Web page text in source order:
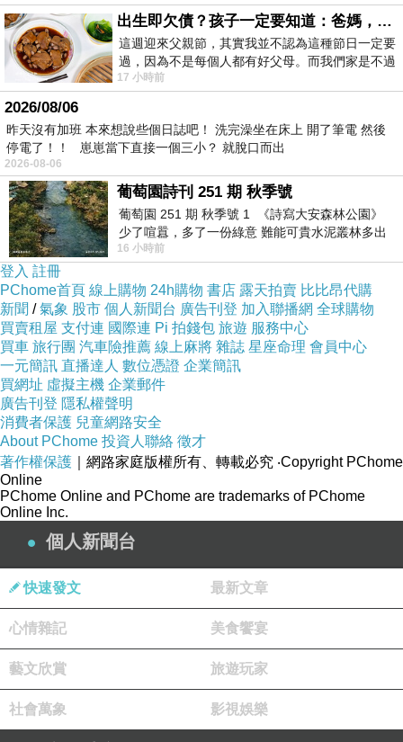
出生即欠債？孩子一定要知道：爸媽，其實我不欠你們
這週迎來父親節，其實我並不認為這種節日一定要
過，因為不是每個人都有好父母。而我們家是不過
節的，平時也沒什麼儀式感，生活趨近冷
17 小時前
2026/08/06
昨天沒有加班 本來想說些個日誌吧！ 洗完澡坐在床上 開了筆電 然後
停電了！！ 崽崽當下直接一個三小？ 就脫口而出
2026-08-06
葡萄園詩刊 251 期 秋季號
葡萄園 251 期 秋季號 1 《詩寫大安森林公園》
少了喧囂，多了一份綠意 難能可貴水泥叢林多出
一
16 小時前
登入 註冊
PChome首頁 線上購物 24h購物 書店 露天拍賣 比比昂代購
新聞 /氣象 股市 個人新聞台 廣告刊登 加入聯播網 全球購物
買賣租屋 支付連 國際連 Pi 拍錢包 旅遊 服務中心
買車 旅行團 汽車險推薦 線上麻將 雜誌 星座命理 會員中心
一元簡訊 直播達人 數位憑證 企業簡訊
買網址 虛擬主機 企業郵件
廣告刊登 隱私權聲明
消費者保護 兒童網路安全
About PChome 投資人聯絡 徵才
著作權保護 ｜網路家庭版權所有、轉載必究 ‧Copyright PChome
Online
PChome Online and PChome are trademarks of PChome
Online Inc.
個人新聞台
快速發文 最新文章
心情雜記 美食饗宴
藝文欣賞 旅遊玩家
社會萬象 影視娛樂